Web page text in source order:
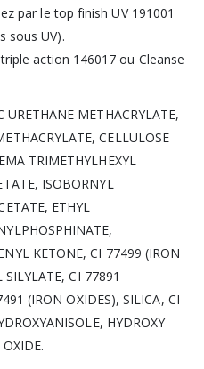
par le top finish UV 191001
sous UV).
action 146017 ou Cleanse
METHACRYLATE,
CELLULOSE
TRIMETHYLHEXYL
ISOBORNYL
ETHYL
KETONE, CI 77499 (IRON
CI 77891
(IRON OXIDES), SILICA, CI
HYDROXY